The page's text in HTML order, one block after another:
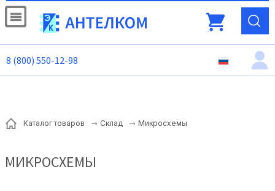
8 (800) 550-12-98
Каталог товаров Склад Микросхемы
МИКРОСХЕМЫ